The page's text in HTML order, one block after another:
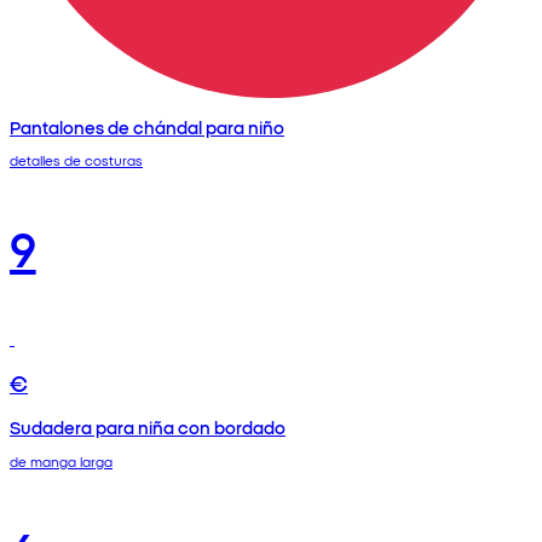
Pantalones de chándal para niño
detalles de costuras
9
€
Sudadera para niña con bordado
de manga larga